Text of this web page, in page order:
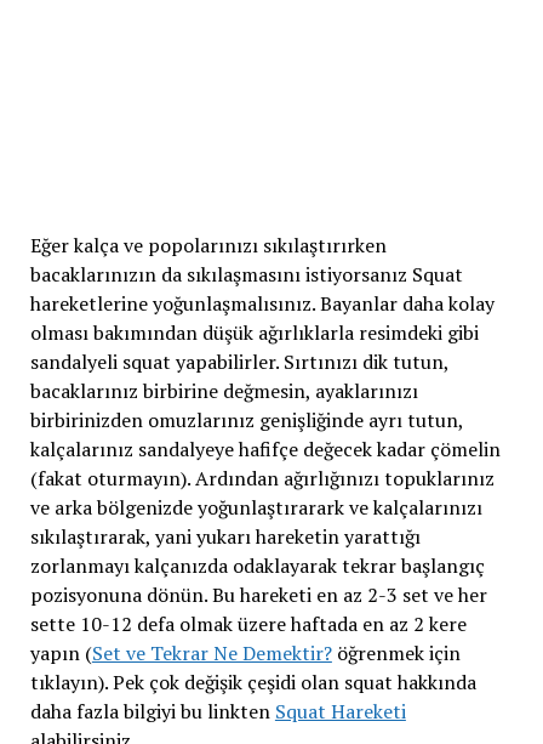
Eğer kalça ve popolarınızı sıkılaştırırken
bacaklarınızın da sıkılaşmasını istiyorsanız Squat
hareketlerine yoğunlaşmalısınız. Bayanlar daha kolay
olması bakımından düşük ağırlıklarla resimdeki gibi
sandalyeli squat yapabilirler. Sırtınızı dik tutun,
bacaklarınız birbirine değmesin, ayaklarınızı
birbirinizden omuzlarınız genişliğinde ayrı tutun,
kalçalarınız sandalyeye hafifçe değecek kadar çömelin
(fakat oturmayın). Ardından ağırlığınızı topuklarınız
ve arka bölgenizde yoğunlaştırarark ve kalçalarınızı
sıkılaştırarak, yani yukarı hareketin yarattığı
zorlanmayı kalçanızda odaklayarak tekrar başlangıç
pozisyonuna dönün. Bu hareketi en az 2-3 set ve her
sette 10-12 defa olmak üzere haftada en az 2 kere
yapın (Set ve Tekrar Ne Demektir?öğrenmek için
tıklayın). Pek çok değişik çeşidi olan squat hakkında
daha fazla bilgiyi bu linkten Squat Hareketi